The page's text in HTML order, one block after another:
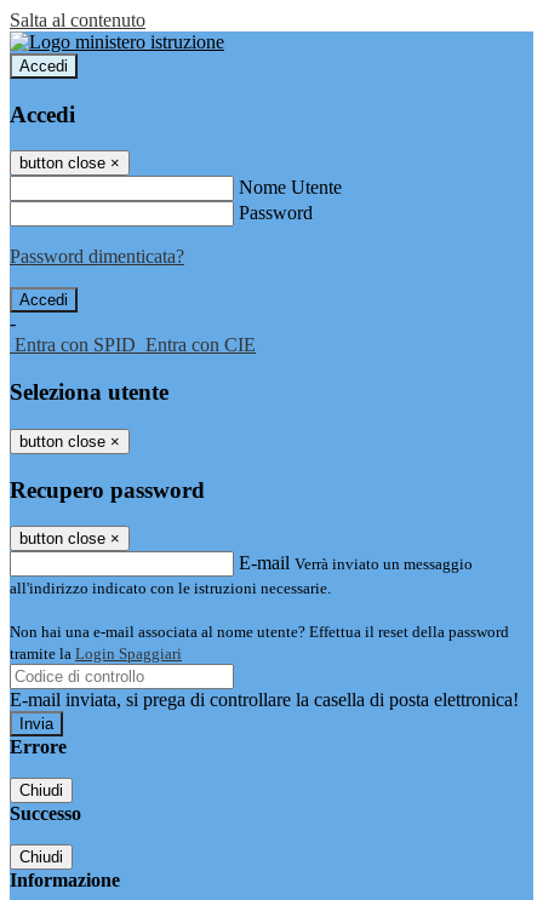
Salta al contenuto
Accedi
Accedi
button close ×
Nome Utente
Password
Password dimenticata?
-
Entra con SPID Entra con CIE
Seleziona utente
button close ×
Recupero password
button close ×
E-mail Verrà inviato un messaggio
all'indirizzo indicato con le istruzioni necessarie.
Non hai una e-mail associata al nome utente? Effettua il reset della password
tramite la Login Spaggiari
E-mail inviata, si prega di controllare la casella di posta elettronica!
Errore
Chiudi
Successo
Chiudi
Informazione